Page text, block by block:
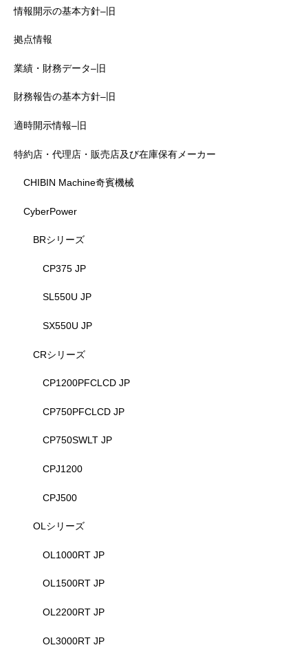
情報開示の基本方針–旧
拠点情報
業績・財務データ–旧
財務報告の基本方針–旧
適時開示情報–旧
特約店・代理店・販売店及び在庫保有メーカー
CHIBIN Machine奇賓機械
CyberPower
BRシリーズ
CP375 JP
SL550U JP
SX550U JP
CRシリーズ
CP1200PFCLCD JP
CP750PFCLCD JP
CP750SWLT JP
CPJ1200
CPJ500
OLシリーズ
OL1000RT JP
OL1500RT JP
OL2200RT JP
OL3000RT JP